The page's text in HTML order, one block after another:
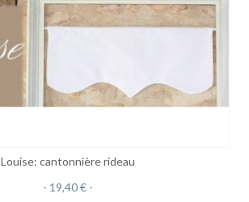
Louise: cantonnière rideau
19,40 €